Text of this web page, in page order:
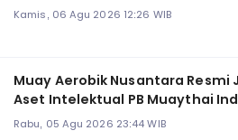
Kamis, 06 Agu 2026 12:26 WIB
Muay Aerobik Nusantara Resmi
Aset Intelektual PB Muaythai
Rabu, 05 Agu 2026 23:44 WIB